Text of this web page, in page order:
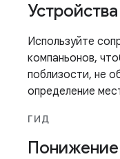
Используйте
компаньонов,
поблизости, не
определение
ГИД